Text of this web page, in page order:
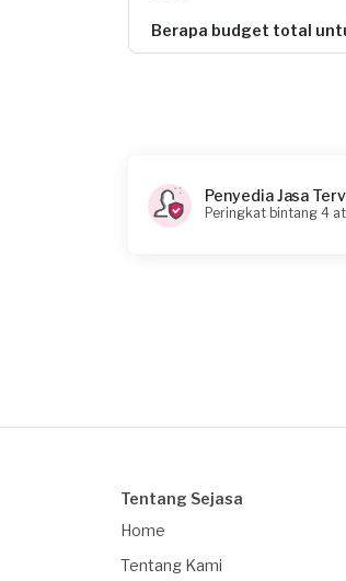
Berapa budget total
Penyedia Jasa
Peringkat bintang 4
Tentang Sejasa
Home
Tentang Kami